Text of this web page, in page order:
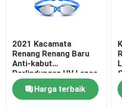
Snorkeling Selam Scuba
2021 Kacamata
Renang Renang Baru
Anti-kabut
Perlindungan UV Lensa
yang Dapat Disesuaikan
untuk Pria Wanita
Harga terbaik